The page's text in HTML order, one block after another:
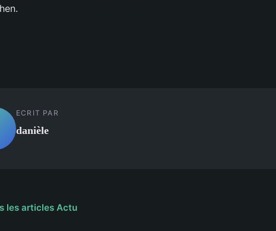
ECRIT PAR
danièle
les articles Actu